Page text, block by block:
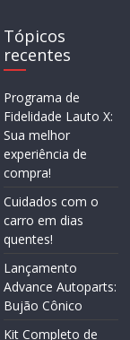
Tópicos
recentes
Programa de
Fidelidade Lauto X:
Sua melhor
experiência de
compra!
Cuidados com o
carro em dias
quentes!
Lançamento
Advance Autoparts:
Bujão Cônico
Kit Completo de